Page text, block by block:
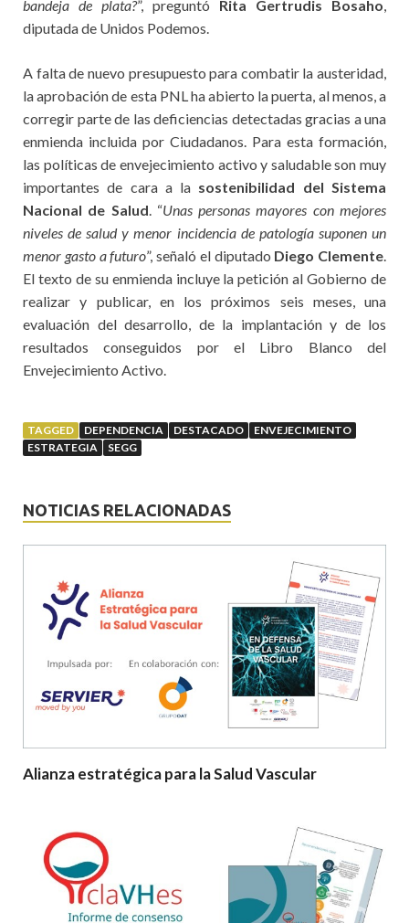
bandeja de plata?”, preguntó Rita Gertrudis Bosaho,
diputada de Unidos Podemos.
A falta de nuevo presupuesto para combatir la austeridad,
la aprobación de esta PNL ha abierto la puerta, al menos, a
corregir parte de las deficiencias detectadas gracias a una
enmienda incluida por Ciudadanos. Para esta formación,
las políticas de envejecimiento activo y saludable son muy
importantes de cara a la sostenibilidad del Sistema
Nacional de Salud. “Unas personas mayores con mejores
niveles de salud y menor incidencia de patología suponen un
menor gasto a futuro”, señaló el diputado Diego Clemente.
El texto de su enmienda incluye la petición al Gobierno de
realizar y publicar, en los próximos seis meses, una
evaluación del desarrollo, de la implantación y de los
resultados conseguidos por el Libro Blanco del
Envejecimiento Activo.
TAGGED DEPENDENCIA DESTACADO
ENVEJECIMIENTO
ESTRATEGIA
SEGG
NOTICIAS RELACIONADAS
Alianza estratégica para la Salud Vascular